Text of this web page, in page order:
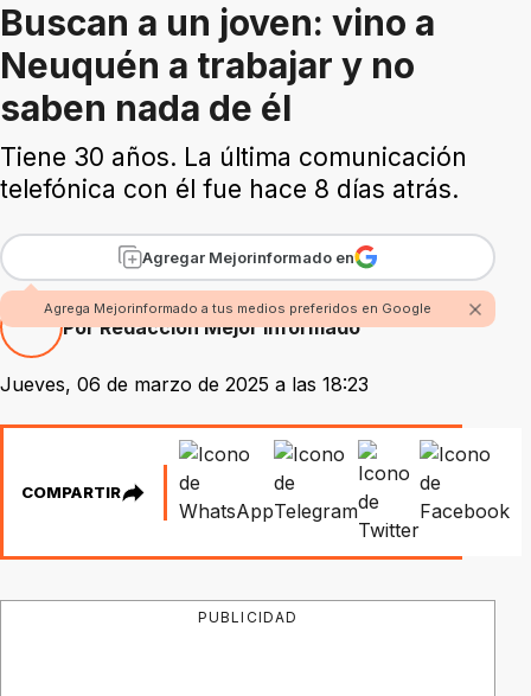
Buscan a un joven: vino a
Neuquén a trabajar y no
saben nada de él
Tiene 30 años. La última comunicación
telefónica con él fue hace 8 días atrás.
Agregar Mejorinformado en
Agrega Mejorinformado a tus medios preferidos en Google
Por Redacción Mejor Informado
Jueves, 06 de marzo de 2025 a las 18:23
COMPARTIR
PUBLICIDAD